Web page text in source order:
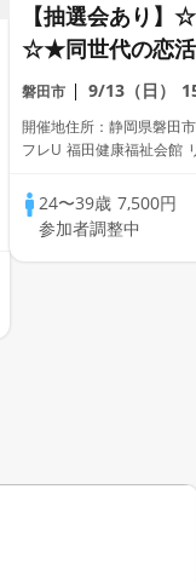
【抽選会あり
☆★同世代の恋活
【女性限定・早期
磐田市 9/13（日）
開催地住所：静岡県磐田
フレU 福田健康福祉会館
24〜39歳7,500円
参加者調整中